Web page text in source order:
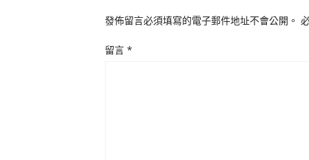
發佈留言必須填寫的電子郵件地址不會公開。
留言 *